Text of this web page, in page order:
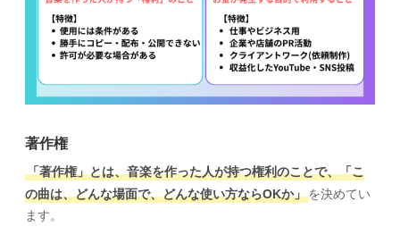
著作権
「著作権」とは、音楽を作った人が持つ権利のことで、「こ
の曲は、どんな場面で、どんな使い方ならOKか」を決めてい
ます。